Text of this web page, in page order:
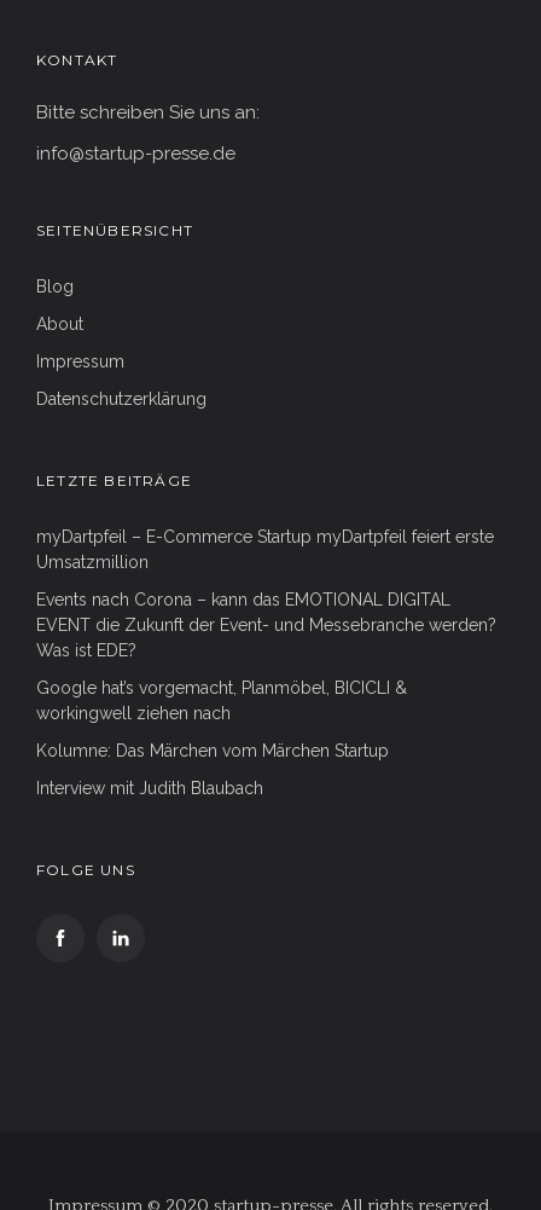
KONTAKT
Bitte schreiben Sie uns an:
info@startup-presse.de
SEITENÜBERSICHT
Blog
About
Impressum
Datenschutzerklärung
LETZTE BEITRÄGE
myDartpfeil – E-Commerce Startup myDartpfeil feiert erste
Umsatzmillion
Events nach Corona – kann das EMOTIONAL DIGITAL
EVENT die Zukunft der Event- und Messebranche werden?
Was ist EDE?
Google hat’s vorgemacht, Planmöbel, BICICLI &
workingwell ziehen nach
Kolumne: Das Märchen vom Märchen Startup
Interview mit Judith Blaubach
FOLGE UNS
Impressum © 2020 startup-presse. All rights reserved.